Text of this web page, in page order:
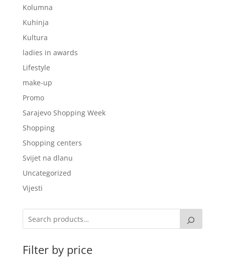
Kolumna
Kuhinja
Kultura
ladies in awards
Lifestyle
make-up
Promo
Sarajevo Shopping Week
Shopping
Shopping centers
Svijet na dlanu
Uncategorized
Vijesti
Filter by price